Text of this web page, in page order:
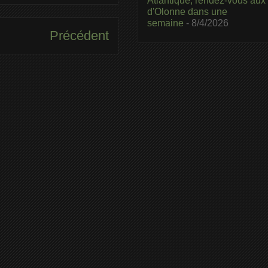
Précédent
d'Olonne dans une
semaine - 8/4/2026